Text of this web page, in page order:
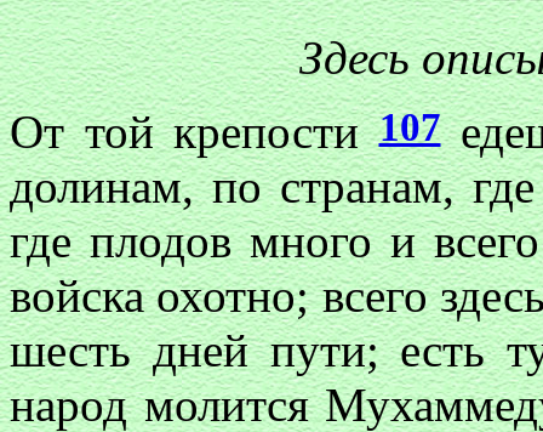
Здесь
От той крепости107
долинам, по странам,
где плодов много и
войска охотно; всего
шесть дней пути; есть
народ молится